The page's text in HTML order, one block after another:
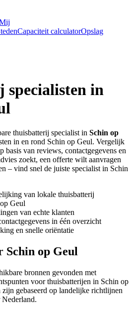
Capaciteit calculatorOpslag
in
thuisbatterij specialist in Schin op
in en rond Schin op Geul. Vergelijk
basis van reviews, contactgegevens en
zoekt, een offerte wilt aanvragen
– vind snel de juiste specialist in Schin
van lokale thuisbatterij
Geul
van echte klanten
in één overzicht
en snelle oriëntatie
Schin op Geul
bronnen gevonden met
voor thuisbatterijen in Schin op
zijn gebaseerd op landelijke richtlijnen
Nederland.